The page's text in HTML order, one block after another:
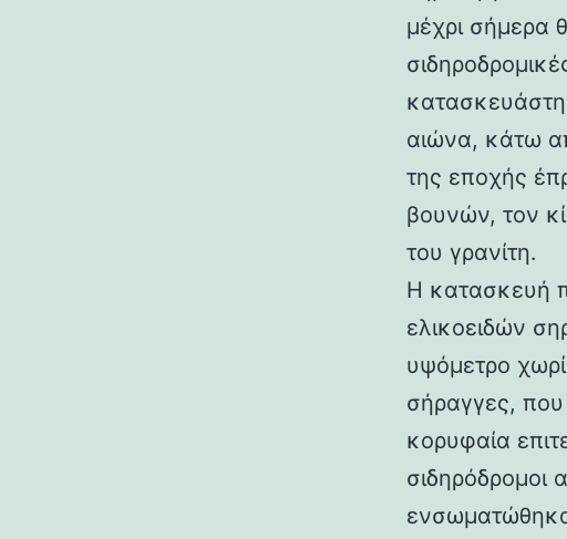
μέχρι σήμερα
αιώνα, κάτω
της εποχής
βουνών, τον
του γρανίτη.
Η κατασκευή
ελικοειδών
υψόμετρο
σήραγγες, που
κορυφαία
σιδηρόδρομοι